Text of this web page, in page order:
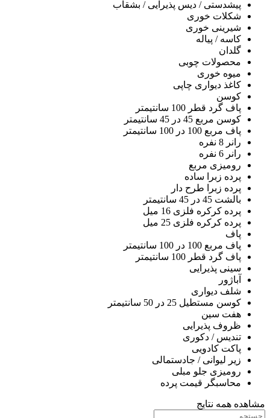
پیشدستی / دیس پذیرایی / بشقاب
شکلات خوری
شیرینی خوری
کاسه / پیاله
گلدان
محصولات چوبی
میوه خوری
کاغذ دیواری چاپی
کوسن
پاف گرد قطر 100 سانتیمتر
کوسن مربع 45 در 45 سانتیمتر
پاف مربع 100 در 100 سانتیمتر
رانر 8 نفره
رانر 6 نفره
رومیزی مربع
پرده زبرا ساده
پرده زبرا طرح دار
بالشت 45 در 45 سانتیمتر
پرده کرکره فلزی 16 میل
پرده کرکره فلزی 25 میل
پاف
پاف مربع 100 در 100 سانتیمتر
پاف گرد قطر 100 سانتیمتر
سینی پذیرایی
آباژور
شلف دیواری
کوسن مستطیل 25 در 50 سانتیمتر
هفت سین
ظروف پذیرایی
تندیس / دکوری
پاکت کادویی
زیر لیوانی / جادستمالی
رومیزی جلو مبلی
محاسبگر قیمت پرده
مشاهده همه نتایج